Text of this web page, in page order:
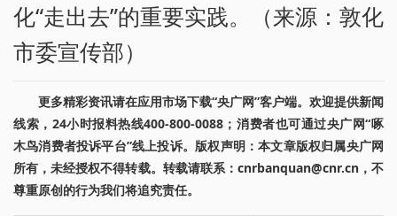
化“走出去”的重要实践。（来源：敦化
市委宣传部）
更多精彩资讯请在应用市场下载“央广网”客户端。欢迎提供新闻
线索，24小时报料热线400-800-0088；消费者也可通过央广网“啄
木鸟消费者投诉平台”线上投诉。版权声明：本文章版权归属央广网
所有，未经授权不得转载。转载请联系：cnrbanquan@cnr.cn，不
尊重原创的行为我们将追究责任。